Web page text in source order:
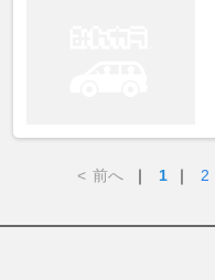
< 前へ ｜ 1 ｜ 2